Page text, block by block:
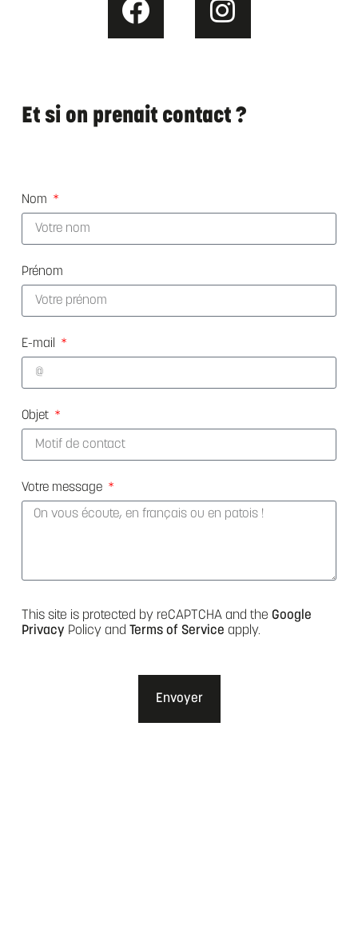
Et si on prenait contact ?
Nom
Prénom
E-mail
Objet
Votre message
This site is protected by reCAPTCHA and the Google
Privacy Policy and Terms of Service apply.
Envoyer